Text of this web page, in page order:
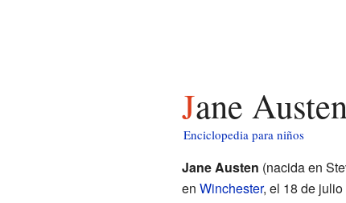
Jane
Enciclopedia para niños
Jane Austen (nacida en
en Winchester, el 18 de